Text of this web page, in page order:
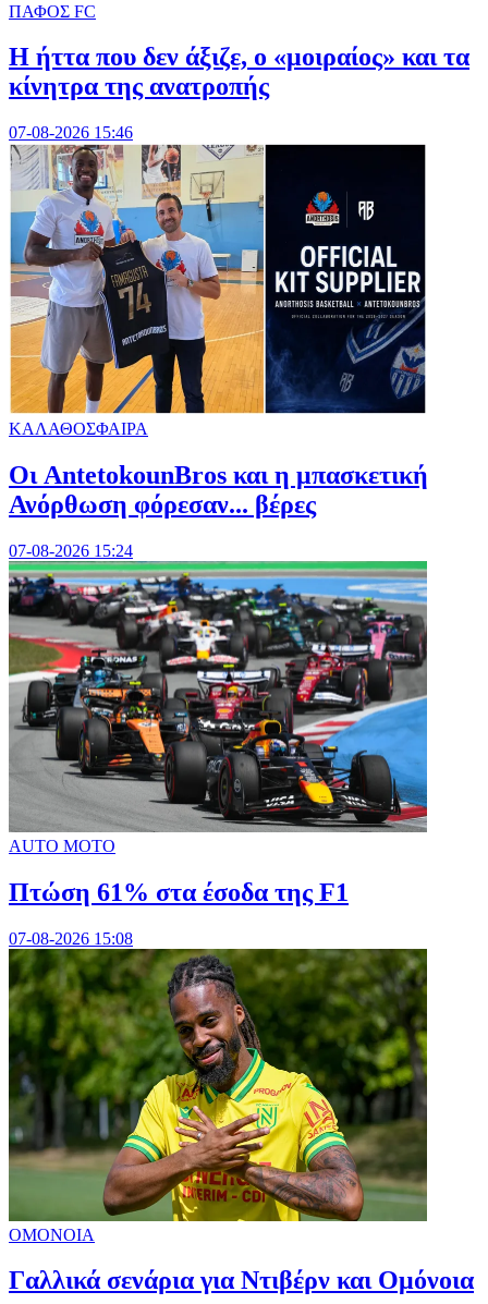
ΠΑΦΟΣ FC
Η ήττα που δεν άξιζε, ο «μοιραίος» και τα
κίνητρα της ανατροπής
07-08-2026 15:46
ΚΑΛΑΘΟΣΦΑΙΡΑ
Oι AntetokounBros και η μπασκετική
Ανόρθωση φόρεσαν... βέρες
07-08-2026 15:24
AUTO MOTO
Πτώση 61% στα έσοδα της F1
07-08-2026 15:08
ΟΜΟΝΟΙΑ
Γαλλικά σενάρια για Ντιβέρν και Ομόνοια